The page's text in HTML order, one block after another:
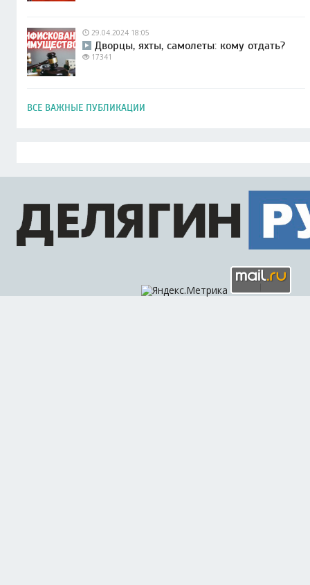
29.04.2024 18:05
Дворцы, яхты, самолеты: кому отдать?
17341
ВСЕ ВАЖНЫЕ ПУБЛИКАЦИИ